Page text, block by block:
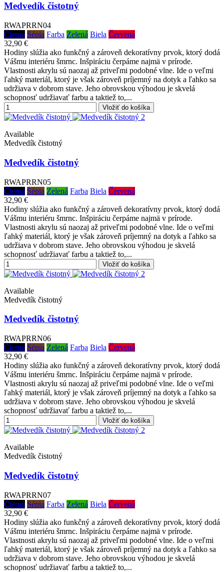
Medvedík čistotný
RWAPRRN04
Čierna Sépia Farba Zelená Biela Červená
32,90 €
Hodiny slúžia ako funkčný a zároveň dekoratívny prvok, ktorý dodá
Vášmu interiéru šmrnc. Inšpiráciu čerpáme najmä v prírode.
Vlastnosti akrylu sú naozaj až priveľmi podobné vlne. Ide o veľmi
ľahký materiál, ktorý je však zároveň príjemný na dotyk a ľahko sa
udržiava v dobrom stave. Jeho obrovskou výhodou je skvelá
schopnosť udržiavať farbu a taktiež to,...
Vložiť do košíka
Available
Medvedík čistotný
Medvedík čistotný
RWAPRRN05
Čierna Sépia Zelená Farba Biela Červená
32,90 €
Hodiny slúžia ako funkčný a zároveň dekoratívny prvok, ktorý dodá
Vášmu interiéru šmrnc. Inšpiráciu čerpáme najmä v prírode.
Vlastnosti akrylu sú naozaj až priveľmi podobné vlne. Ide o veľmi
ľahký materiál, ktorý je však zároveň príjemný na dotyk a ľahko sa
udržiava v dobrom stave. Jeho obrovskou výhodou je skvelá
schopnosť udržiavať farbu a taktiež to,...
Vložiť do košíka
Available
Medvedík čistotný
Medvedík čistotný
RWAPRRN06
Čierna Sépia Zelená Farba Biela Červená
32,90 €
Hodiny slúžia ako funkčný a zároveň dekoratívny prvok, ktorý dodá
Vášmu interiéru šmrnc. Inšpiráciu čerpáme najmä v prírode.
Vlastnosti akrylu sú naozaj až priveľmi podobné vlne. Ide o veľmi
ľahký materiál, ktorý je však zároveň príjemný na dotyk a ľahko sa
udržiava v dobrom stave. Jeho obrovskou výhodou je skvelá
schopnosť udržiavať farbu a taktiež to,...
Vložiť do košíka
Available
Medvedík čistotný
Medvedík čistotný
RWAPRRN07
Čierna Sépia Farba Zelená Biela Červená
32,90 €
Hodiny slúžia ako funkčný a zároveň dekoratívny prvok, ktorý dodá
Vášmu interiéru šmrnc. Inšpiráciu čerpáme najmä v prírode.
Vlastnosti akrylu sú naozaj až priveľmi podobné vlne. Ide o veľmi
ľahký materiál, ktorý je však zároveň príjemný na dotyk a ľahko sa
udržiava v dobrom stave. Jeho obrovskou výhodou je skvelá
schopnosť udržiavať farbu a taktiež to,...